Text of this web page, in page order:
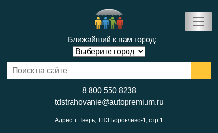
Ближайший к вам город:
8 800 550 8238
tdstrahovanie@autopremium.ru
Адрес: г. Тверь, ТПЗ Боровлево-1, стр.1